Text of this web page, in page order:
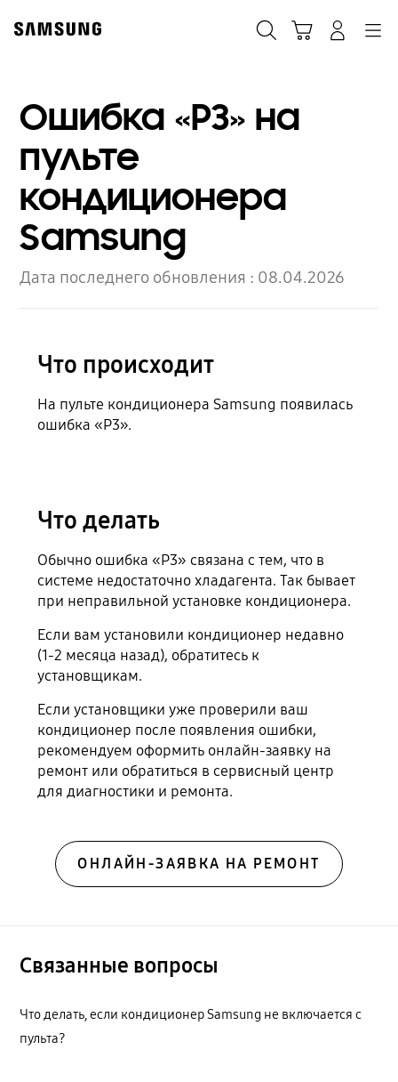
content
Ошибка «P3» на
пульте
кондиционера
Samsung
Дата последнего обновления : 08.04.2026
Что происходит
На пульте кондиционера Samsung появилась
ошибка «P3».
Что делать
Обычно ошибка «P3» связана с тем, что в
системе недостаточно хладагента. Так бывает
при неправильной установке кондиционера.
Если вам установили кондиционер недавно
(1-2 месяца назад), обратитесь к
установщикам.
Если установщики уже проверили ваш
кондиционер после появления ошибки,
рекомендуем оформить онлайн-заявку на
ремонт или обратиться в сервисный центр
для диагностики и ремонта.
ОНЛАЙН-ЗАЯВКА НА РЕМОНТ
Связанные вопросы
Что делать, если кондиционер Samsung не включается с
пульта?